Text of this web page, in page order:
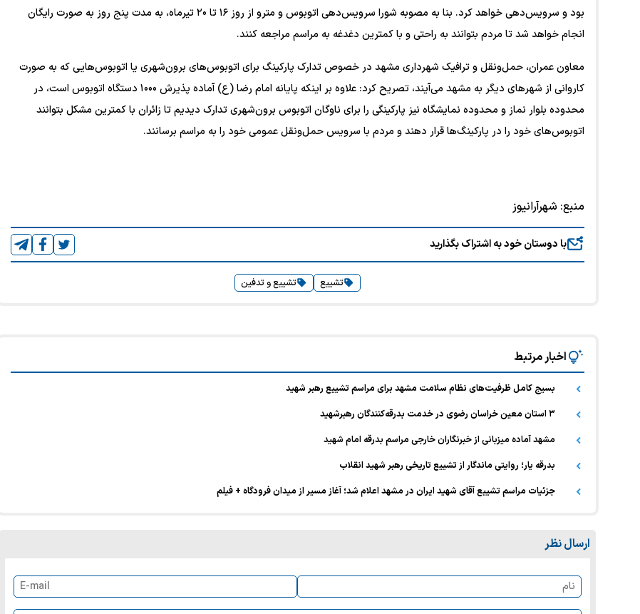
بود و سرویس‌دهی خواهد کرد. بنا به مصوبه شورا سرویس‌دهی اتوبوس و مترو از روز ۱۶ تا ۲۰ تیرماه، به مدت پنج روز به صورت رایگان
انجام خواهد شد تا مردم بتوانند به راحتی و با کمترین دغدغه به مراسم مراجعه کنند.
معاون عمران، حمل‌ونقل و ترافیک شهرداری مشهد در خصوص تدارک پارکینگ برای اتوبوس‌های برون‌شهری یا اتوبوس‌هایی که به صورت
کاروانی از شهر‌های دیگر به مشهد می‌آیند، تصریح کرد: علاوه بر اینکه پایانه امام رضا (ع) آماده پذیرش ۱۰۰۰ دستگاه اتوبوس است، در
محدوده بلوار نماز و محدوده نمایشگاه نیز پارکینگی را برای ناوگان اتوبوس برون‌شهری تدارک دیدیم تا زائران با کمترین مشکل بتوانند
اتوبوس‌های خود را در پارکینگ‌ها قرار دهند و مردم با سرویس حمل‌ونقل عمومی خود را به مراسم برسانند.
منبع: شهرآرانیوز
با دوستان خود به اشتراک بگذارید
تشییع تشییع و تدفین
اخبار مرتبط
بسیج کامل ظرفیت‌های نظام سلامت مشهد برای مراسم تشییع رهبر شهید
۳ استان معین خراسان رضوی در خدمت بدرقه‌کنندگان رهبرشهید
مشهد آماده میزبانی از خبرنگاران خارجی مراسم بدرقه امام شهید
بدرقه یار؛ روایتی ماندگار از تشییع تاریخی رهبر شهید انقلاب
جزئیات مراسم تشییع آقای شهید ایران در مشهد اعلام شد؛ آغاز مسیر از میدان فرودگاه + فیلم
ارسال نظر